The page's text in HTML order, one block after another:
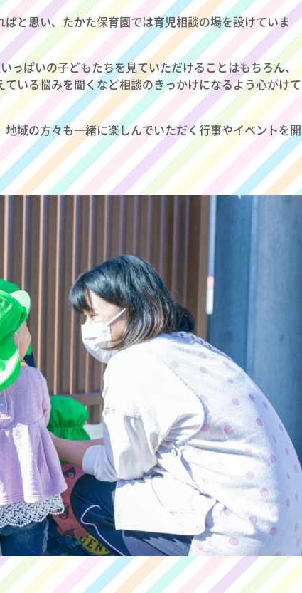
と思い、たかた保育園では育児相談の場を設けていま
っぱいの子どもたちを見ていただけることはもちろん、
いる悩みを聞くなど相談のきっかけになるよう心がけて
域の方々も一緒に楽しんでいただく行事やイベントを開